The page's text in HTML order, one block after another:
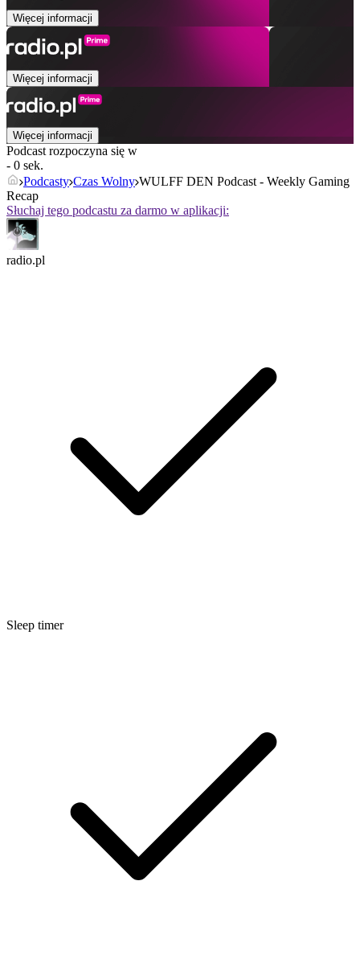
Więcej informacji
Więcej informacji
Więcej informacji
Podcast rozpoczyna się w
- 0 sek.
Podcasty Czas Wolny WULFF DEN Podcast - Weekly Gaming
Recap
Słuchaj tego podcastu za darmo w aplikacji:
radio.pl
Sleep timer